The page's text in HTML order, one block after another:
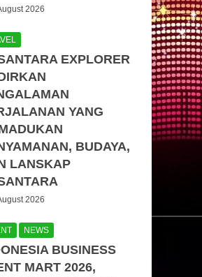
2026
EXPLORER
YANG
BUDAYA,
LANSKAP
2026
NEWS
BUSINESS
MART 2026,